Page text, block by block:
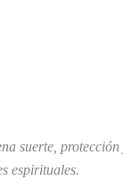
suerte,
espirituales.